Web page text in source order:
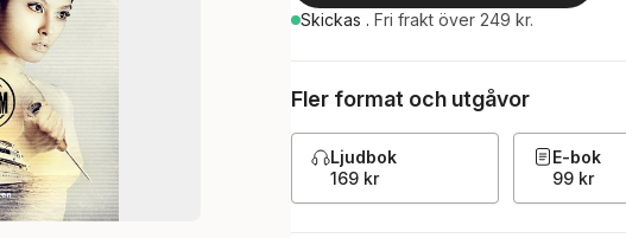
Skickas . Fri frakt över 249 kr.
Fler format och utgåvor
Ljudbok
169 kr
E-bok
99 kr